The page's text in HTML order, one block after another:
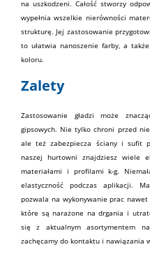
na uszkodzeni. Całość stworzy
wypełnia wszelkie nierówności
strukturę. Jej zastosowanie
to ułatwia nanoszenie farby, a
koloru.
Zalety
Zastosowanie gładzi może
gipsowych. Nie tylko chroni przed
ale też zabezpiecza ściany i sufit
naszej hurtowni znajdziesz wiele
materiałami i profilami k-g.
elastyczność podczas aplikacji.
pozwala na wykonywanie prac
które są narażone na drgania i
się z aktualnym asortymentem
zachęcamy do kontaktu i nawiązania